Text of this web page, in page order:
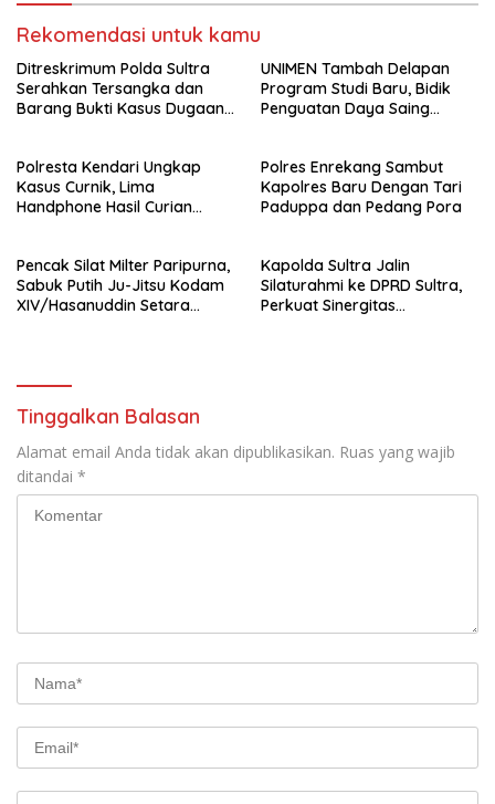
Rekomendasi untuk kamu
Ditreskrimum Polda Sultra
Serahkan Tersangka dan
Barang Bukti Kasus Dugaan
Kejaksaan
UNIMEN Tambah Delapan
Program Studi Baru, Bidik
Penguatan Daya Saing
Polresta Kendari Ungkap
Kasus Curnik, Lima
Handphone Hasil Curian
Polres Enrekang Sambut
Kapolres Baru Dengan Tari
Paduppa dan Pedang Pora
Pencak Silat Milter Paripurna,
Sabuk Putih Ju-Jitsu Kodam
XIV/Hasanuddin Setara
Kapolda Sultra Jalin
Silaturahmi ke DPRD Sultra,
Perkuat Sinergitas
Tinggalkan Balasan
Alamat email Anda tidak akan dipublikasikan. Ruas yang wajib
ditandai *